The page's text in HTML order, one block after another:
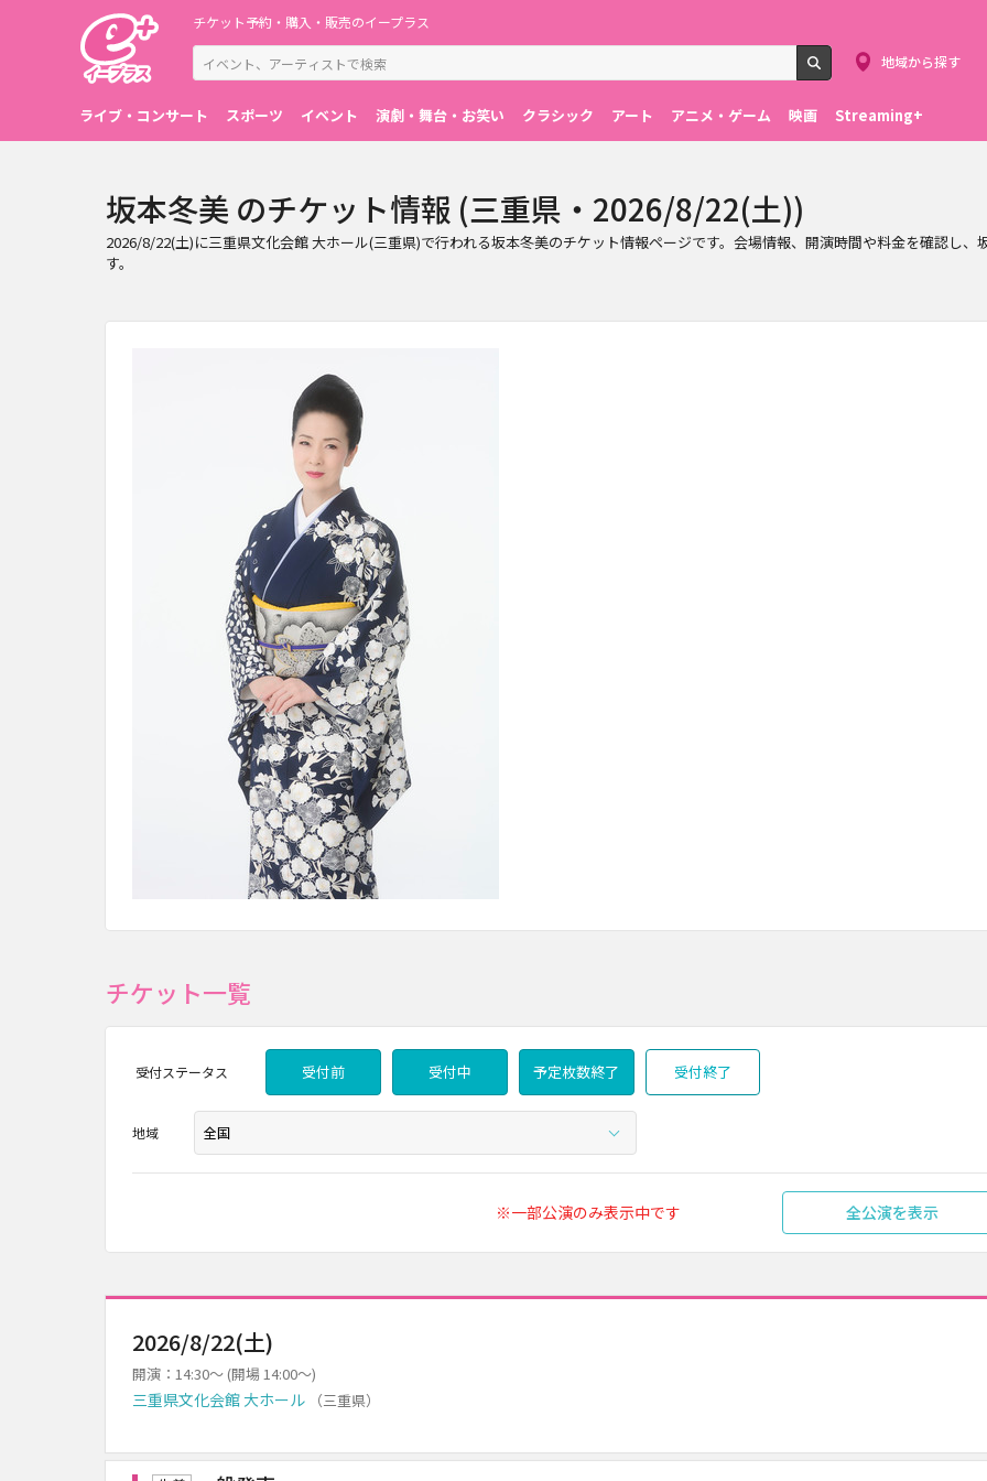
チケット予約・購入・販売のイープラス
検索
地域から探す
ライブ・コンサート スポーツ イベント 演劇・舞台・お笑い クラシック アート アニメ・ゲーム 映画 Streaming+
坂本冬美 のチケット情報 (三重県・2026/8/22(土))
2026/8/22(土)に三重県文化会館 大ホール(三重県)で行われる坂本冬美のチケット情報ページです。会場情報、開演時間や料金を確認し
す。
チケット一覧
受付ステータス 受付前 受付中 予定枚数終了 受付終了
地域
※一部公演のみ表示中です 全公演を表示
2026/8/22(土)
開演：14:30～ (開場 14:00～)
三重県文化会館 大ホール （三重県）